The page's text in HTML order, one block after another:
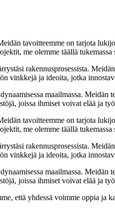
tavoitteemme on tarjota
me olemme täällä tukemassa
rakennusprosessista.
vinkkejä ja ideoita, jotka
maailmassa. Meidän
joissa ihmiset voivat elää ja
tavoitteemme on tarjota
me olemme täällä tukemassa
rakennusprosessista.
vinkkejä ja ideoita, jotka
maailmassa. Meidän
joissa ihmiset voivat elää ja
että yhdessä voimme oppia ja